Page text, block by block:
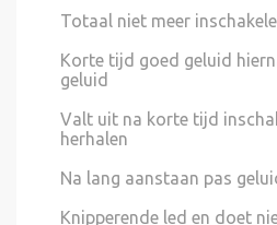
Totaal niet meer
Korte tijd goed geluid
geluid
Valt uit na korte tijd
herhalen
Na lang aanstaan pas
Knipperende led en doet